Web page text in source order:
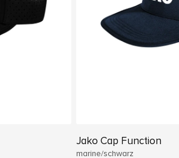
Jako Cap Function
marine/schwarz